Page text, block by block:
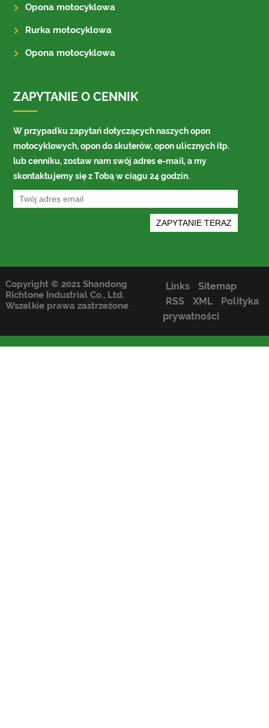
Opona motocyklowa
Rurka motocyklowa
Opona motocyklowa
ZAPYTANIE O CENNIK
W przypadku zapytań dotyczących naszych opon
motocyklowych, opon do skuterów, opon ulicznych itp.
lub cenniku, zostaw nam swój adres e-mail, a my
skontaktujemy się z Tobą w ciągu 24 godzin.
Copyright © 2021 Shandong
Richtone Industrial Co., Ltd.
Wszelkie prawa zastrzeżone
Links
Sitemap
RSS
XML
Polityka
prywatności